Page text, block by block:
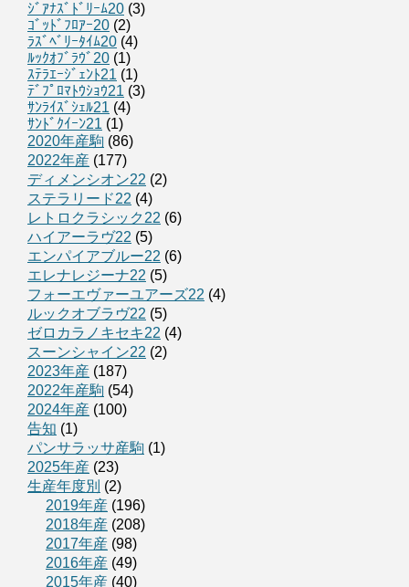
ｼﾞｱﾅｽﾞﾄﾞﾘｰﾑ20 (3)
ｺﾞｯﾄﾞﾌﾛｱｰ20 (2)
ﾗｽﾞﾍﾞﾘｰﾀｲﾑ20 (4)
ﾙｯｸｵﾌﾞﾗｳﾞ20 (1)
ｽﾃﾗｴｰｼﾞｪﾝﾄ21 (1)
ﾃﾞﾌﾟﾛﾏﾄｳｼｮｳ21 (3)
ｻﾝﾗｲｽﾞｼｪﾙ21 (4)
ｻﾝﾄﾞｸｲｰﾝ21 (1)
2020年産駒 (86)
2022年産 (177)
ディメンシオン22 (2)
ステラリード22 (4)
レトロクラシック22 (6)
ハイアーラヴ22 (5)
エンパイアブルー22 (6)
エレナレジーナ22 (5)
フォーエヴァーユアーズ22 (4)
ルックオブラヴ22 (5)
ゼロカラノキセキ22 (4)
スーンシャイン22 (2)
2023年産 (187)
2022年産駒 (54)
2024年産 (100)
告知 (1)
パンサラッサ産駒 (1)
2025年産 (23)
生産年度別 (2)
2019年産 (196)
2018年産 (208)
2017年産 (98)
2016年産 (49)
2015年産 (40)